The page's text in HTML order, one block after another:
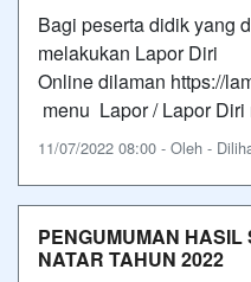
Bagi peserta didik yang
melakukan Lapor Diri
Online dilaman https://
menu Lapor / Lapor Diri
11/07/2022 08:00 - Oleh -
PENGUMUMAN
NATAR TAHUN 2022